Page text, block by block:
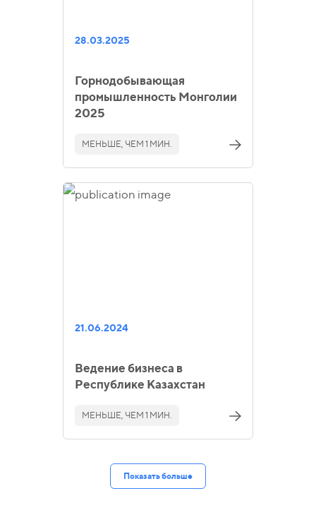
28.03.2025
Горнодобывающая
промышленность Монголии
2025
МЕНЬШЕ, ЧЕМ 1 МИН.
21.06.2024
Ведение бизнеса в
Республике Казахстан
МЕНЬШЕ, ЧЕМ 1 МИН.
Показать больше